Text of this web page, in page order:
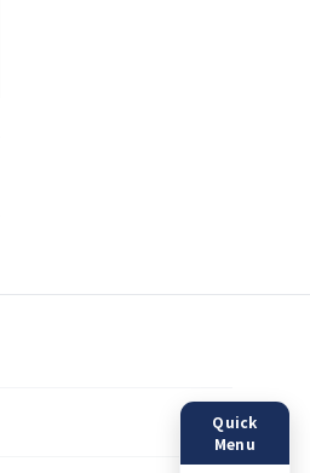
Quick
Menu